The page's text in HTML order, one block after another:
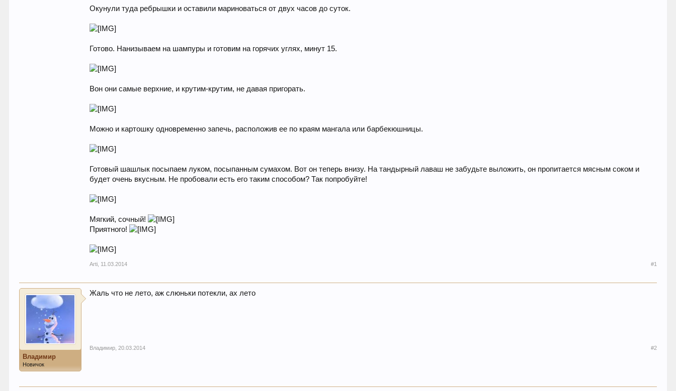
Окунули туда ребрышки и оставили мариноваться от двух часов до суток.
Готово. Нанизываем на шампуры и готовим на горячих углях, минут 15.
Вон они самые верхние, и крутим-крутим, не давая пригорать.
Можно и картошку одновременно запечь, расположив ее по краям мангала или барбекюшницы.
Готовый шашлык посыпаем луком, посыпанным сумахом. Вот он теперь внизу. На тандырный лаваш не забудьте выложить, он пропитается мясным соком и
будет очень вкусным. Не пробовали есть его таким способом? Так попробуйте!
Мягкий, сочный!
Приятного!
Arti 11.03.2014 #1
Владимир
Новичок
Жаль что не лето, аж слюньки потекли, ах лето
Владимир 20.03.2014 #2